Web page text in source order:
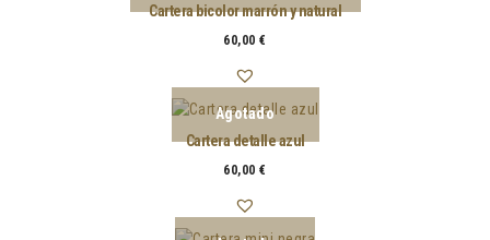
Cartera bicolor marrón y natural
60,00€
Cartera detalle azul
60,00€